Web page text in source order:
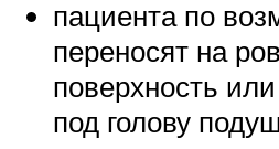
пациента по
переносят на
поверхность
под голову